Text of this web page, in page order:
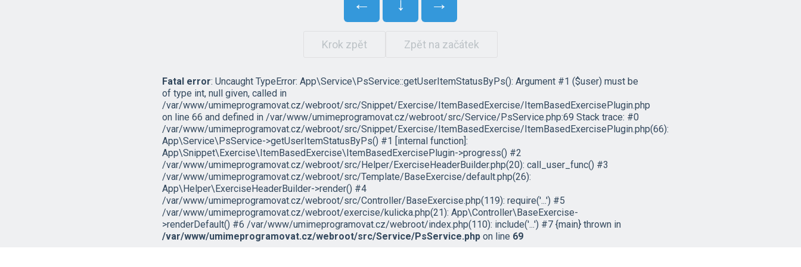
Krok zpět Zpět na začátek
Fatal error: Uncaught TypeError: App\Service\PsService::getUserItemStatusByPs(): Argument #1 ($user) must be
of type int, null given, called in
/var/www/umimeprogramovat.cz/webroot/src/Snippet/Exercise/ItemBasedExercise/ItemBasedExercisePlugin.php
on line 66 and defined in /var/www/umimeprogramovat.cz/webroot/src/Service/PsService.php:69 Stack trace: #0
/var/www/umimeprogramovat.cz/webroot/src/Snippet/Exercise/ItemBasedExercise/ItemBasedExercisePlugin.php(66):
App\Service\PsService->getUserItemStatusByPs() #1 [internal function]:
App\Snippet\Exercise\ItemBasedExercise\ItemBasedExercisePlugin->progress() #2
/var/www/umimeprogramovat.cz/webroot/src/Helper/ExerciseHeaderBuilder.php(20): call_user_func() #3
/var/www/umimeprogramovat.cz/webroot/src/Template/BaseExercise/default.php(26):
App\Helper\ExerciseHeaderBuilder->render() #4
/var/www/umimeprogramovat.cz/webroot/src/Controller/BaseExercise.php(119): require('...') #5
/var/www/umimeprogramovat.cz/webroot/exercise/kulicka.php(21): App\Controller\BaseExercise-
>renderDefault() #6 /var/www/umimeprogramovat.cz/webroot/index.php(110): include('...') #7 {main} thrown in
/var/www/umimeprogramovat.cz/webroot/src/Service/PsService.php on line 69